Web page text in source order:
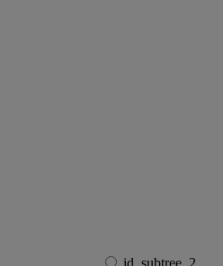
id_subtree_2